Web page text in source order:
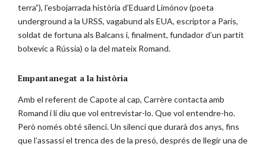
terra”), l’esbojarrada història d’Eduard Limónov (poeta
underground a la URSS, vagabund als EUA, escriptor a París,
soldat de fortuna als Balcans i, finalment, fundador d’un partit
bolxevic a Rússia) o la del mateix Romand.
Empantanegat a la història
Amb el referent de Capote al cap, Carrère contacta amb
Romand i li diu que vol entrevistar-lo. Que vol entendre-ho.
Però només obté silenci. Un silenci que durarà dos anys, fins
que l’assassí el trenca des de la presó, després de llegir una de